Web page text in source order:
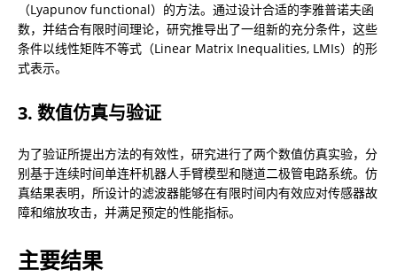
（Lyapunov functional）的方法。通过设计合适的李雅普诺夫函
数，并结合有限时间理论，研究推导出了一组新的充分条件，这些
条件以线性矩阵不等式（Linear Matrix Inequalities, LMIs）的形
式表示。
3. 数值仿真与验证
为了验证所提出方法的有效性，研究进行了两个数值仿真实验，分
别基于连续时间单连杆机器人手臂模型和隧道二极管电路系统。仿
真结果表明，所设计的滤波器能够在有限时间内有效应对传感器故
障和缩放攻击，并满足预定的性能指标。
主要结果